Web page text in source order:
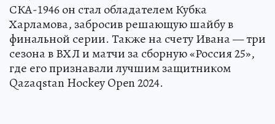
СКА-1946 он стал обладателем Кубка
Харламова, забросив решающую шайбу в
финальной серии. Также на счету Ивана — три
сезона в ВХЛ и матчи за сборную «Россия 25»,
где его признавали лучшим защитником
Qazaqstan Hockey Open 2024.